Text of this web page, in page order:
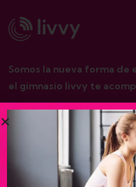
Somos la nueva forma de
el gimnasio livvy te
De interés